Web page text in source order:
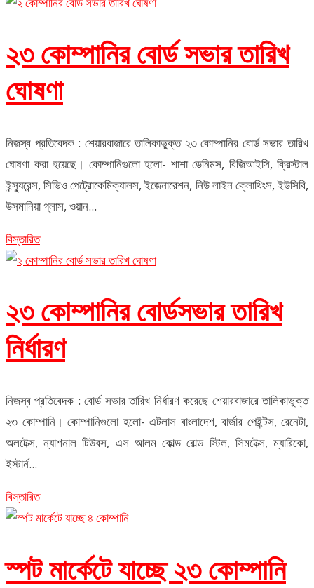
২৩ কোম্পানির বোর্ড সভার তারিখ
ঘোষণা
নিজস্ব প্রতিবেদক : শেয়ারবাজারে তালিকাভুক্ত ২৩ কোম্পানির বোর্ড সভার তারিখ
ঘোষণা করা হয়েছে। কোম্পানিগুলো হলো- শাশা ডেনিমস, বিজিআইসি, ক্রিস্টাল
ইন্স্যুরেন্স, সিভিও পেট্রোকেমিক্যালস, ইজেনারেশন, নিউ লাইন ক্লোথিংস, ইউসিবি,
উসমানিয়া গ্লাস, ওয়ান...
বিস্তারিত
২৩ কোম্পানির বোর্ডসভার তারিখ
নির্ধারণ
নিজস্ব প্রতিবেদক : বোর্ড সভার তারিখ নির্ধারণ করেছে শেয়ারবাজারে তালিকাভুক্ত
২৩ কোম্পানি। কোম্পানিগুলো হলো- এটলাস বাংলাদেশ, বার্জার পেইন্টস, রেনেটা,
অলটেক্স, ন্যাশনাল টিউবস, এস আলম কোল্ড রোল্ড স্টিল, সিমটেক্স, ম্যারিকো,
ইস্টার্ন...
বিস্তারিত
স্পট মার্কেটে যাচ্ছে ২৩ কোম্পানি